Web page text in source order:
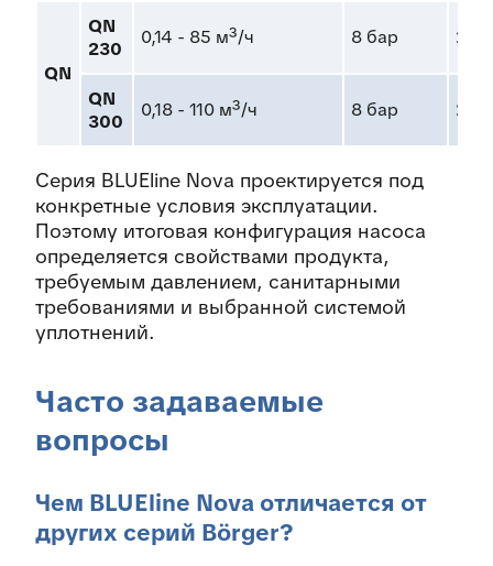
QN
QN
230
0,14 - 85 м³/ч 8 бар 200
QN
300
0,18 - 110 м³/ч 8 бар 200
Серия BLUEline Nova проектируется под
конкретные условия эксплуатации.
Поэтому итоговая конфигурация насоса
определяется свойствами продукта,
требуемым давлением, санитарными
требованиями и выбранной системой
уплотнений.
Часто задаваемые
вопросы
Чем BLUEline Nova отличается от
других серий Börger?